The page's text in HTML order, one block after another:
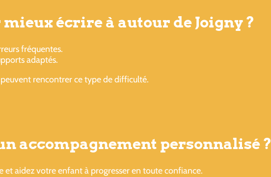
écrire à autour de Joigny ?
fréquentes.
adaptés.
rencontrer ce type de difficulté.
accompagnement personnalisé ?
et aidez votre enfant à progresser en toute confiance.